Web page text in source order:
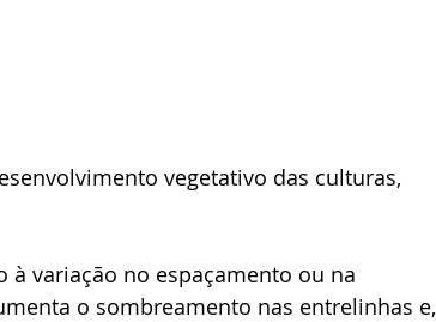
vegetativo das culturas,
variação no espaçamento ou na
o sombreamento nas entrelinhas e,